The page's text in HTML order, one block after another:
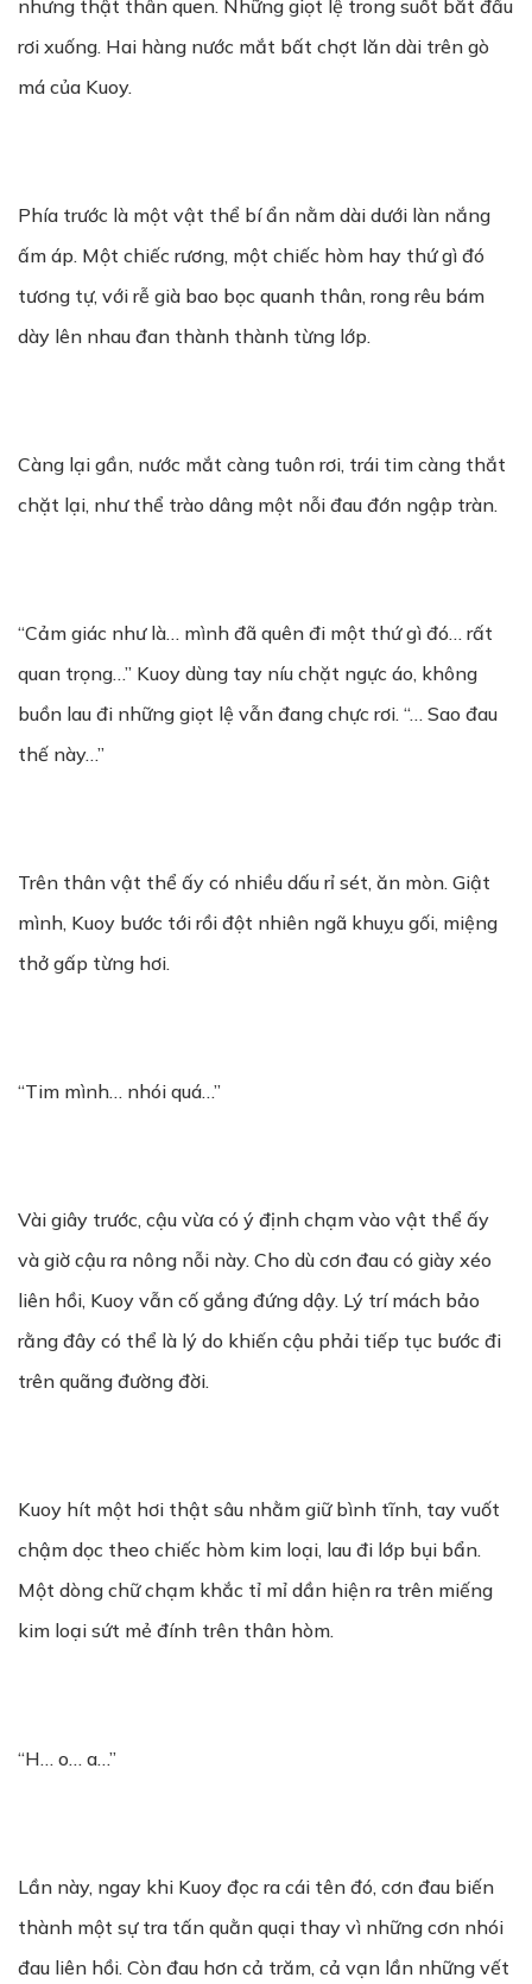
nhưng thật thân quen. Những giọt lệ trong suốt bắt đầu
rơi xuống. Hai hàng nước mắt bất chợt lăn dài trên gò
má của Kuoy.
Phía trước là một vật thể bí ẩn nằm dài dưới làn nắng
ấm áp. Một chiếc rương, một chiếc hòm hay thứ gì đó
tương tự, với rễ già bao bọc quanh thân, rong rêu bám
dày lên nhau đan thành thành từng lớp.
Càng lại gần, nước mắt càng tuôn rơi, trái tim càng thắt
chặt lại, như thể trào dâng một nỗi đau đớn ngập tràn.
“Cảm giác như là… mình đã quên đi một thứ gì đó… rất
quan trọng…” Kuoy dùng tay níu chặt ngực áo, không
buồn lau đi những giọt lệ vẫn đang chực rơi. “… Sao đau
thế này…”
Trên thân vật thể ấy có nhiều dấu rỉ sét, ăn mòn. Giật
mình, Kuoy bước tới rồi đột nhiên ngã khuỵu gối, miệng
thở gấp từng hơi.
“Tim mình… nhói quá…”
Vài giây trước, cậu vừa có ý định chạm vào vật thể ấy
và giờ cậu ra nông nỗi này. Cho dù cơn đau có giày xéo
liên hồi, Kuoy vẫn cố gắng đứng dậy. Lý trí mách bảo
rằng đây có thể là lý do khiến cậu phải tiếp tục bước đi
trên quãng đường đời.
Kuoy hít một hơi thật sâu nhằm giữ bình tĩnh, tay vuốt
chậm dọc theo chiếc hòm kim loại, lau đi lớp bụi bẩn.
Một dòng chữ chạm khắc tỉ mỉ dần hiện ra trên miếng
kim loại sứt mẻ đính trên thân hòm.
“H… o… a…”
Lần này, ngay khi Kuoy đọc ra cái tên đó, cơn đau biến
thành một sự tra tấn quằn quại thay vì những cơn nhói
đau liên hồi. Còn đau hơn cả trăm, cả vạn lần những vết